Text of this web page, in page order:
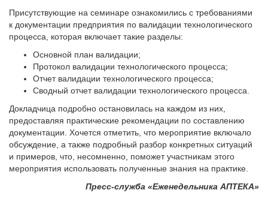
Присутствующие на семинаре ознакомились с требованиями
к документации предприятия по валидации технологического
процесса, которая включает такие разделы:
Основной план валидации;
Протокол валидации технологического процесса;
Отчет валидации технологического процесса;
Сводный отчет валидации технологического процесса.
Докладчица подробно остановилась на каждом из них,
предоставляя практические рекомендации по составлению
документации. Хочется отметить, что мероприятие включало
обсуждение, а также подробный разбор конкретных ситуаций
и примеров, что, несомненно, поможет участникам этого
мероприятия использовать полученные знания на практике.
Пресс-служба «Еженедельника АПТЕКА»